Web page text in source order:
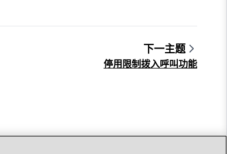
下一主题
停用限制拨入呼叫功能